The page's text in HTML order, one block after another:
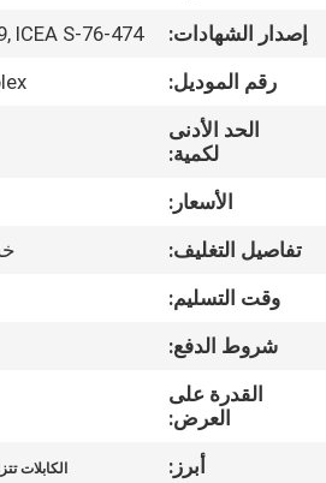
عرض
الواقع
الافتراضي
جولة
المعمل
إصدار الشهادات:
ICEA S-76-474
رقم الموديل:
الحد الأدنى
لكمية:
الأسعار:
تفاصيل التغليف:
وقت التسليم:
شروط الدفع:
القدرة على
العرض:
أبرز: الكابلات